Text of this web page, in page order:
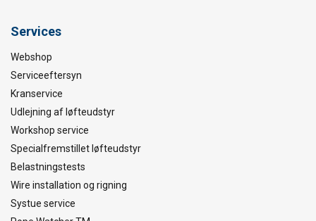
Services
Webshop
Serviceeftersyn
Kranservice
Udlejning af løfteudstyr
Workshop service
Specialfremstillet løfteudstyr
Belastningstests
Wire installation og rigning
Systue service